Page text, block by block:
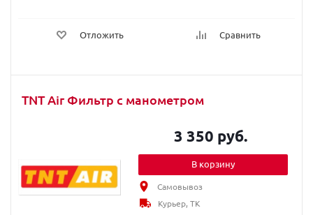
Отложить Сравнить
TNT Air Фильтр с манометром
3 350 руб.
В корзину
Самовывоз
Курьер, ТК